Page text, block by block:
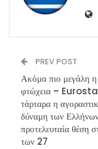
PREV POST
Ακόμα πιο μεγάλη η
φτώχεια –
τάρταρα η
δύναμη των
προτελευταία θέση
των 27